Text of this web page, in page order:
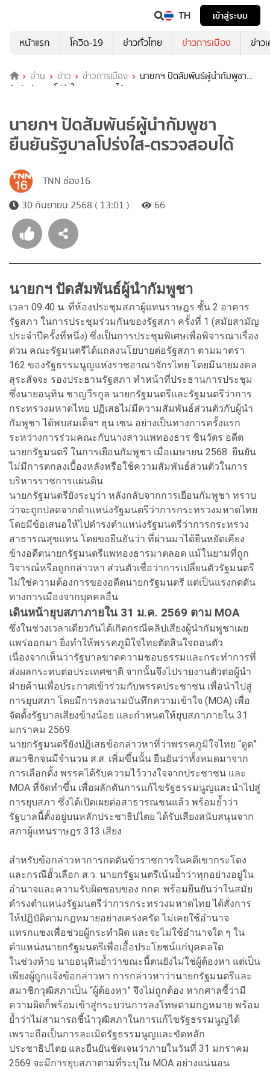
TH
เข้าสู่ระบบ
หน้าแรก
โควิด-19 ข่าวทั่วไทย ข่าวการเมือง ข่าว
อ่าน ข่าว ข่าวการเมือง
นายกฯ ปัดสัมพันธ์ผู้นำกัมพูชา
ยืนยันรัฐบาลโปร่งใส-ตรวจสอบได้
นายกฯ ปัดสัมพันธ์ผู้นำกัมพูชา
ยืนยันรัฐบาลโปร่งใส-ตรวจสอบได้
TNN ช่อง16
30 กันยายน 2568 ( 13:01 )
66
นายกฯ ปัดสัมพันธ์ผู้นำกัมพูชา
เวลา 09.40 น. ที่ห้องประชุมสภาผู้แทนราษฎร ชั้น 2 อาคาร
รัฐสภา ในการประชุมร่วมกันของรัฐสภา ครั้งที่ 1 (สมัยสามัญ
ประจำปีครั้งที่หนึ่ง) ซึ่งเป็นการประชุมพิเศษเพื่อพิจารณาเรื่อง
ด่วน คณะรัฐมนตรีได้แถลงนโยบายต่อรัฐสภา ตามมาตรา
162 ของรัฐธรรมนูญแห่งราชอาณาจักรไทย โดยมีนายมงคล
สุระสัจจะ รองประธานรัฐสภา ทำหน้าที่ประธานการประชุม
ซึ่งนายอนุทิน ชาญวีรกูล นายกรัฐมนตรีและรัฐมนตรีว่าการ
กระทรวงมหาดไทย ปฏิเสธไม่มีความสัมพันธ์ส่วนตัวกับผู้นำ
กัมพูชา ได้พบสมเด็จฯ ฮุน เซน อย่างเป็นทางการครั้งแรก
ระหว่างการร่วมคณะกับนางสาวแพทองธาร ชินวัตร อดีต
นายกรัฐมนตรี ในการเยือนกัมพูชา เมื่อเมษายน 2568 ยืนยัน
ไม่มีการตกลงเบื้องหลังหรือใช้ความสัมพันธ์ส่วนตัวในการ
บริหารราชการแผ่นดิน
นายกรัฐมนตรียังระบุว่า หลังกลับจากการเยือนกัมพูชา ทราบ
ว่าจะถูกปลดจากตำแหน่งรัฐมนตรีว่าการกระทรวงมหาดไทย
โดยมีข้อเสนอให้ไปดำรงตำแหน่งรัฐมนตรีว่าการกระทรวง
สาธารณสุขแทน โดยขอยืนยันว่า ที่ผ่านมาได้ยืนหยัดเคียง
ข้างอดีตนายกรัฐมนตรีแพทองธารมาตลอด แม้ในยามที่ถูก
วิจารณ์หรือถูกกล่าวหา ส่วนตัวเชื่อว่าการเปลี่ยนตัวรัฐมนตรี
ไม่ใช่ความต้องการของอดีตนายกรัฐมนตรี แต่เป็นแรงกดดัน
ทางการเมืองจากบุคคลอื่น
เดินหน้ายุบสภาภายใน 31 ม.ค. 2569 ตาม MOA
ซึ่งในช่วงเวลาเดียวกันได้เกิดกรณีคลิปเสียงผู้นำกัมพูชาเผย
แพร่ออกมา ยิ่งทำให้พรรคภูมิใจไทยตัดสินใจถอนตัว
เนื่องจากเห็นว่ารัฐบาลขาดความชอบธรรมและกระทำการที่
ส่งผลกระทบต่อประเทศชาติ จากนั้นจึงไปรายงานตัวต่อผู้นำ
ฝ่ายค้านเพื่อประกาศเข้าร่วมกับพรรคประชาชน เพื่อนำไปสู่
การยุบสภา โดยมีการลงนามบันทึกความเข้าใจ (MOA) เพื่อ
จัดตั้งรัฐบาลเสียงข้างน้อย และกำหนดให้ยุบสภาภายใน 31
มกราคม 2569
นายกรัฐมนตรียังปฏิเสธข้อกล่าวหาที่ว่าพรรคภูมิใจไทย “ดูด”
สมาชิกจนมีจำนวน ส.ส. เพิ่มขึ้นนั้น ยืนยันว่าทั้งหมดมาจาก
การเลือกตั้ง พรรคได้รับความไว้วางใจจากประชาชน และ
MOA ที่จัดทำขึ้น เพื่อผลักดันการแก้ไขรัฐธรรมนูญและนำไปสู่
การยุบสภา ซึ่งได้เปิดเผยต่อสาธารณชนแล้ว พร้อมย้ำว่า
รัฐบาลนี้ตั้งอยู่บนหลักประชาธิปไตย ได้รับเสียงสนับสนุนจาก
สภาผู้แทนราษฎร 313 เสียง
สำหรับข้อกล่าวหาการกดดันข้าราชการในคดีเขากระโดง
และกรณีฮั้วเลือก ส.ว. นายกรัฐมนตรีเน้นย้ำว่าทุกอย่างอยู่ใน
อำนาจและความรับผิดชอบของ กกต. พร้อมยืนยันว่าในสมัย
ดำรงตำแหน่งรัฐมนตรีว่าการกระทรวงมหาดไทย ได้สั่งการ
ให้ปฏิบัติตามกฎหมายอย่างเคร่งครัด ไม่เคยใช้อำนาจ
แทรกแซงเพื่อช่วยผู้กระทำผิด และจะไม่ใช้อำนาจใด ๆ ใน
ตำแหน่งนายกรัฐมนตรีเพื่อเอื้อประโยชน์แก่บุคคลใด
ในช่วงท้าย นายอนุทินย้ำว่าขณะนี้ตนยังไม่ใช่ผู้ต้องหา แต่เป็น
เพียงผู้ถูกแจ้งข้อกล่าวหา การกล่าวหาว่านายกรัฐมนตรีและ
สมาชิกวุฒิสภาเป็น “ผู้ต้องหา” จึงไม่ถูกต้อง หากศาลชี้ว่ามี
ความผิดก็พร้อมเข้าสู่กระบวนการลงโทษตามกฎหมาย พร้อม
ย้ำว่าไม่สามารถชี้นำวุฒิสภาในการแก้ไขรัฐธรรมนูญได้
เพราะถือเป็นการละเมิดรัฐธรรมนูญและขัดหลัก
ประชาธิปไตย และยืนยันชัดเจนว่าภายในวันที่ 31 มกราคม
2569 จะมีการยุบสภาตามที่ระบุใน MOA อย่างแน่นอน